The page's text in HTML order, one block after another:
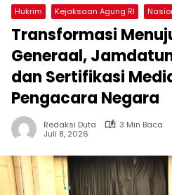
Hukrim Kejaksaan Agung RI
Transformasi
Generaal,
dan Sertifikasi
Pengacara Negara
Redaksi Duta
3 Min Baca
Juli 8, 2026